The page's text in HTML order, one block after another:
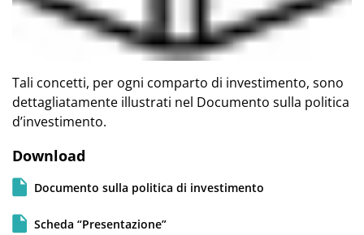
Download
Documento sulla politica di investimento
Scheda “Presentazione”
Tali concetti, per ogni comparto di investimento, sono
dettagliatamente illustrati nel Documento sulla politica
d’investimento.